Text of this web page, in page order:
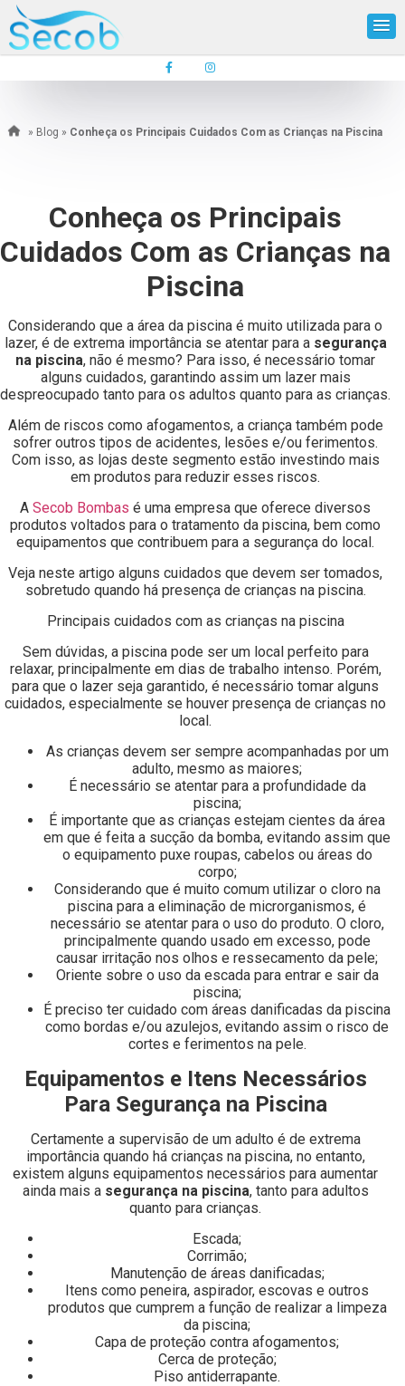
» Blog » Conheça os Principais Cuidados Com as Crianças na Piscina
Conheça os Principais
Cuidados Com as Crianças na
Piscina
Considerando que a área da piscina é muito utilizada para o
lazer, é de extrema importância se atentar para a segurança
na piscina, não é mesmo? Para isso, é necessário tomar
alguns cuidados, garantindo assim um lazer mais
despreocupado tanto para os adultos quanto para as crianças.
Além de riscos como afogamentos, a criança também pode
sofrer outros tipos de acidentes, lesões e/ou ferimentos.
Com isso, as lojas deste segmento estão investindo mais
em produtos para reduzir esses riscos.
A Secob Bombas é uma empresa que oferece diversos
produtos voltados para o tratamento da piscina, bem como
equipamentos que contribuem para a segurança do local.
Veja neste artigo alguns cuidados que devem ser tomados,
sobretudo quando há presença de crianças na piscina.
Principais cuidados com as crianças na piscina
Sem dúvidas, a piscina pode ser um local perfeito para
relaxar, principalmente em dias de trabalho intenso. Porém,
para que o lazer seja garantido, é necessário tomar alguns
cuidados, especialmente se houver presença de crianças no
local.
As crianças devem ser sempre acompanhadas por um
adulto, mesmo as maiores;
É necessário se atentar para a profundidade da
piscina;
É importante que as crianças estejam cientes da área
em que é feita a sucção da bomba, evitando assim que
o equipamento puxe roupas, cabelos ou áreas do
corpo;
Considerando que é muito comum utilizar o cloro na
piscina para a eliminação de microrganismos, é
necessário se atentar para o uso do produto. O cloro,
principalmente quando usado em excesso, pode
causar irritação nos olhos e ressecamento da pele;
Oriente sobre o uso da escada para entrar e sair da
piscina;
É preciso ter cuidado com áreas danificadas da piscina
como bordas e/ou azulejos, evitando assim o risco de
cortes e ferimentos na pele.
Equipamentos e Itens Necessários
Para Segurança na Piscina
Certamente a supervisão de um adulto é de extrema
importância quando há crianças na piscina, no entanto,
existem alguns equipamentos necessários para aumentar
ainda mais a segurança na piscina, tanto para adultos
quanto para crianças.
Escada;
Corrimão;
Manutenção de áreas danificadas;
Itens como peneira, aspirador, escovas e outros
produtos que cumprem a função de realizar a limpeza
da piscina;
Capa de proteção contra afogamentos;
Cerca de proteção;
Piso antiderrapante.